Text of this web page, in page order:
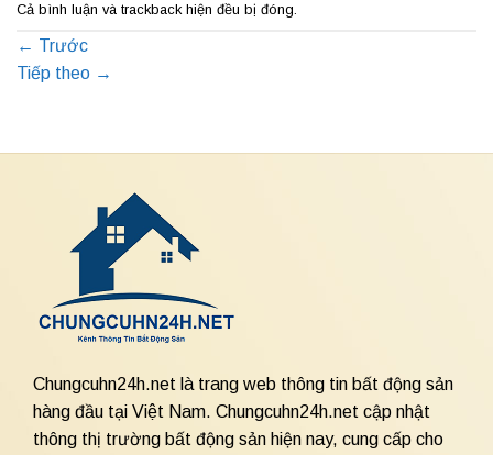
Cả bình luận và trackback hiện đều bị đóng.
← Trước
Tiếp theo →
Chungcuhn24h.net là trang web thông tin bất động sản
hàng đầu tại Việt Nam. Chungcuhn24h.net cập nhật
thông thị trường bất động sản hiện nay, cung cấp cho